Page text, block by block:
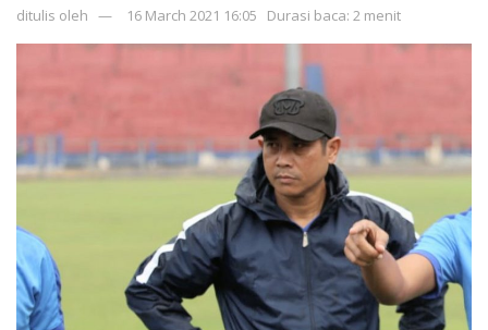
ditulis oleh 16 March 2021 16:05 Durasi baca: 2 menit